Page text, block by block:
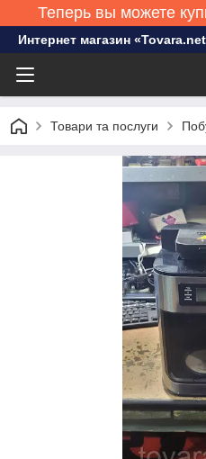
Теперь вы можете
Интернет магазин
Товари та послуги